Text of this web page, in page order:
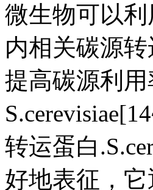
微生物可以
内相关碳源
提高碳源利
转运蛋白
好地表征，